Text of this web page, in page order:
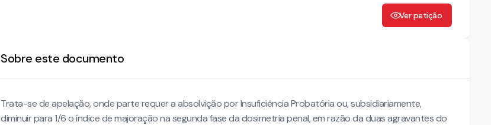
Ver petição
Sobre este documento
Trata-se de apelação, onde parte requer a absolvição por Insuficiência Probatória ou, subsidiariamente,
diminuir para 1/6 o índice de majoração na segunda fase da dosimetria penal, em razão da duas agravantes do